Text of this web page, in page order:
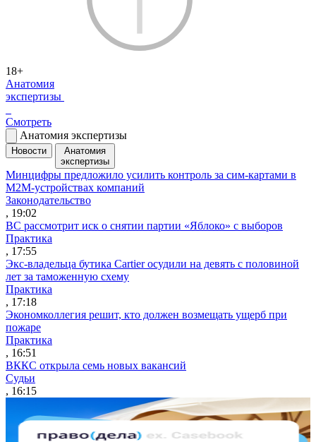
18+
Анатомия
экспертизы
Смотреть
Анатомия экспертизы
Новости
Анатомия
экспертизы
Минцифры предложило усилить контроль за сим-картами в
M2M-устройствах компаний
Законодательство
, 19:02
ВС рассмотрит иск о снятии партии «Яблоко» с выборов
Практика
, 17:55
Экс-владельца бутика Cartier осудили на девять с половиной
лет за таможенную схему
Практика
, 17:18
Экономколлегия решит, кто должен возмещать ущерб при
пожаре
Практика
, 16:51
ВККС открыла семь новых вакансий
Судьи
, 16:15